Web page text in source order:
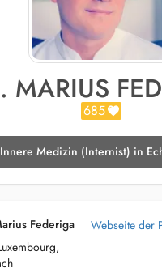
MARIUS
685
Innere Medizin (Internist) in
Federiga
Webseite der